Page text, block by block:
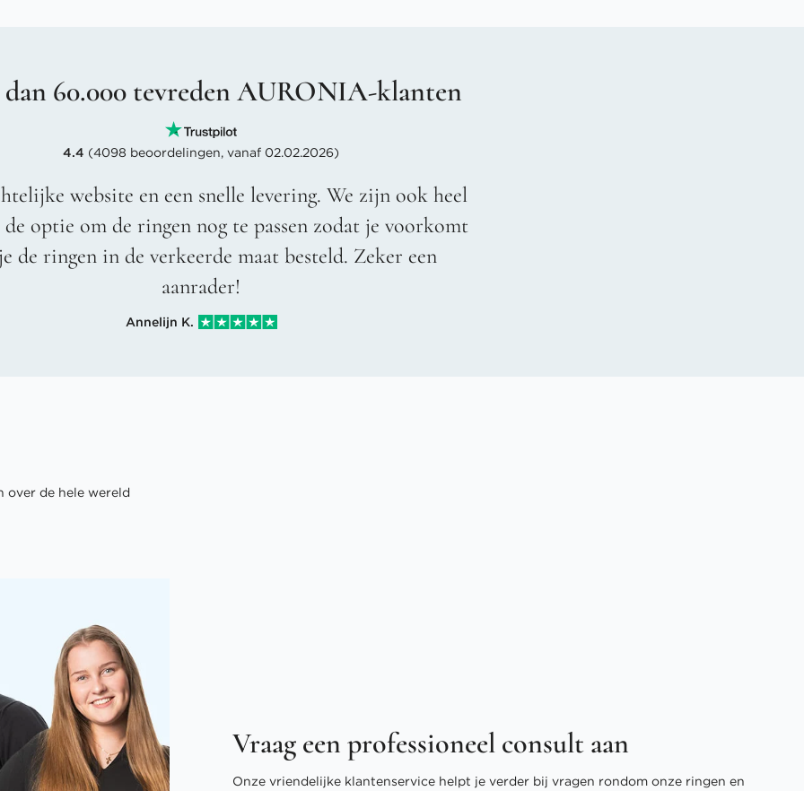
60.000 tevreden AURONIA-klanten
4.4 (4098 beoordelingen, vanaf 02.02.2026)
website en een snelle levering. We zijn ook heel
optie om de ringen nog te passen zodat je voorkomt
de ringen in de verkeerde maat besteld. Zeker een
aanrader!
Annelijn K.
over de hele wereld
Vraag een professioneel consult aan
Onze vriendelijke klantenservice helpt je verder bij vragen rondom onze ringen en